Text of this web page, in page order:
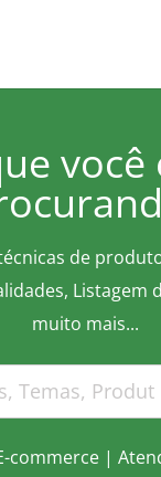
você
de
Listagem
muito mais...
commerce |